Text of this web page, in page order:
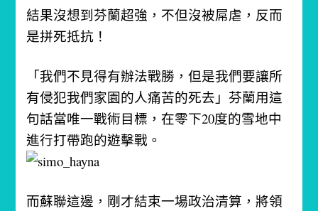
結果沒想到芬蘭超強，不但沒被屌虐，反而
是拼死抵抗！
「我們不見得有辦法戰勝，但是我們要讓所
有侵犯我們家園的人痛苦的死去」芬蘭用這
句話當唯一戰術目標，在零下20度的雪地中
進行打帶跑的遊擊戰。
而蘇聯這邊，剛才結束一場政治清算，將領